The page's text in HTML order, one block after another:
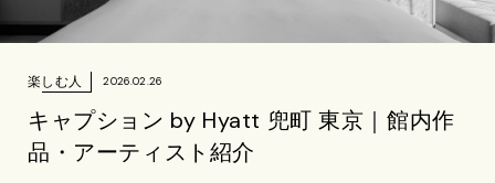
楽しむ人 2026.02.26
キャプション by Hyatt 兜町 東京｜館内作
品・アーティスト紹介